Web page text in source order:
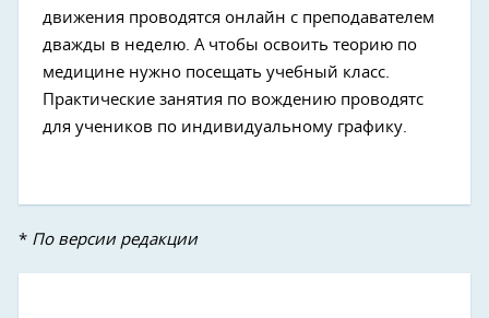
движения проводятся онлайн с преподавателем
дважды в неделю. А чтобы освоить теорию по
медицине нужно посещать учебный класс.
Практические занятия по вождению проводятс
для учеников по индивидуальному графику.
* По версии редакции